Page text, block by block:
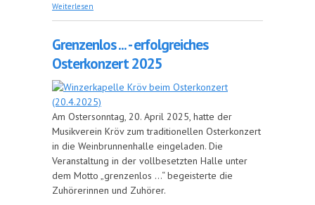
Weiterlesen
Grenzenlos ... - erfolgreiches
Osterkonzert 2025
Am Ostersonntag, 20. April 2025, hatte der
Musikverein Kröv zum traditionellen Osterkonzert
in die Weinbrunnenhalle eingeladen. Die
Veranstaltung in der vollbesetzten Halle unter
dem Motto „grenzenlos …“ begeisterte die
Zuhörerinnen und Zuhörer.